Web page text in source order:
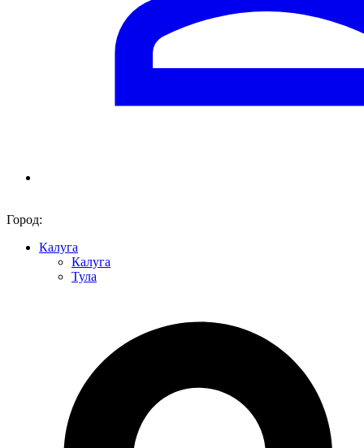
Город:
Калуга
Калуга
Тула